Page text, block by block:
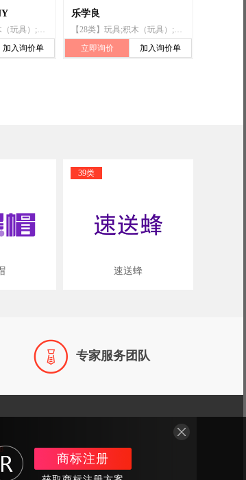
【28类】玩具;积木（玩具）;多米诺骨牌;玩具车;智能玩具;指尖陀螺玩具;拼图玩具;玩具模型;室内游戏玩具;填充玩具
加入询价单
乐学良
【28类】玩具;积木（玩具）;多米诺骨牌;玩具车;智能玩具;指尖陀螺玩具;拼图玩具;玩具模型;室内游戏玩具;填充玩具
立即询价
加入询价单
39类
速送蜂
 专家服务团队
商标注册